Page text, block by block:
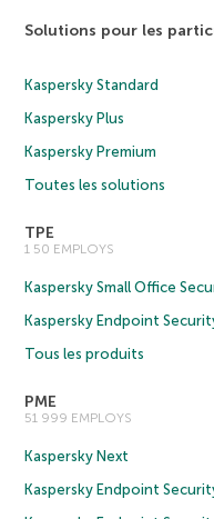
Solutions pour les
Kaspersky Standard
Kaspersky Plus
Kaspersky Premium
Toutes les solutions
TPE
1 50 EMPLOYS
Kaspersky Small Office
Kaspersky Endpoint
Tous les produits
PME
51 999 EMPLOYS
Kaspersky Next
Kaspersky Endpoint